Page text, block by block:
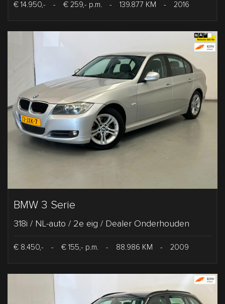
€ 14.950,- - € 259,- p.m. - 139.877 KM - 2016
BMW 3 Serie
318i / NL-auto / 2e eig / Dealer Onderhouden
€ 8.450,- - € 155,- p.m. - 88.986 KM - 2009